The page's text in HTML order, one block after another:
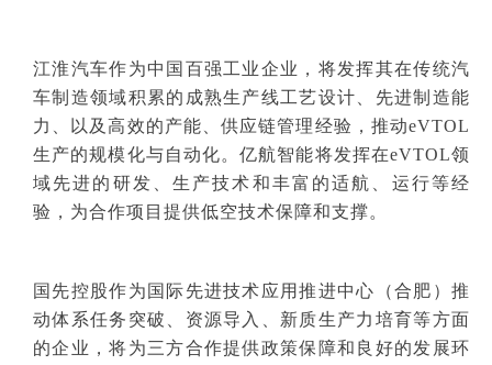
江淮汽车作为中国百强工业企业，将发挥其在传统汽
车制造领域积累的成熟生产线工艺设计、先进制造能
力、以及高效的产能、供应链管理经验，推动eVTOL
生产的规模化与自动化。亿航智能将发挥在eVTOL领
域先进的研发、生产技术和丰富的适航、运行等经
验，为合作项目提供低空技术保障和支撑。
国先控股作为国际先进技术应用推进中心（合肥）推
动体系任务突破、资源导入、新质生产力培育等方面
的企业，将为三方合作提供政策保障和良好的发展环